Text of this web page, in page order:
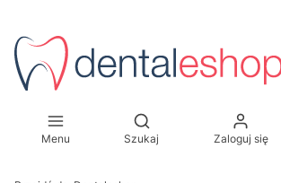
Menu
Otwórz wyszukiwarkę
Szukaj Zaloguj się